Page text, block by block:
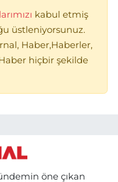
kabul etmiş
üstleniyorsunuz.
Haber,Haberler,
hiçbir şekilde
öne çıkan